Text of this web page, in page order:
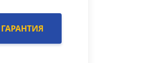
ГАРАНТИЯ